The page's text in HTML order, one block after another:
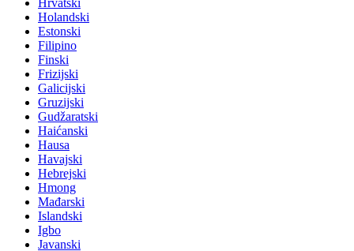
Hrvatski
Holandski
Estonski
Filipino
Finski
Frizijski
Galicijski
Gruzijski
Gudžaratski
Haićanski
Hausa
Havajski
Hebrejski
Hmong
Mađarski
Islandski
Igbo
Javanski